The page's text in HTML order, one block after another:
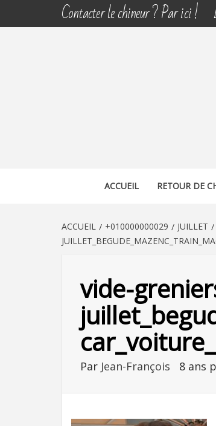
Contacter le chineur ? Par ici !
ACCUEIL RETOUR DE
ACCUEIL +010000000029 JUILLET
vide-
Par Jean-François 8 ans